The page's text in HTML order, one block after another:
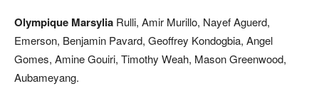
Olympique Marsylia Rulli, Amir Murillo, Nayef Aguerd,
Emerson, Benjamin Pavard, Geoffrey Kondogbia, Angel
Gomes, Amine Gouiri, Timothy Weah, Mason Greenwood,
Aubameyang.